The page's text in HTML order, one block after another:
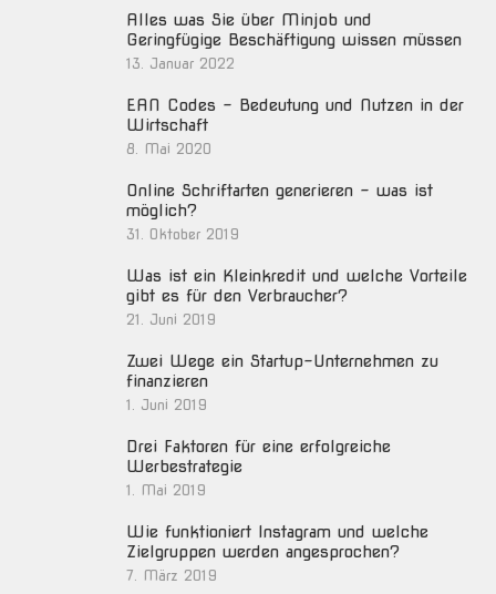
Alles was Sie über Minjob und
Geringfügige Beschäftigung wissen müssen
13. Januar 2022
EAN Codes – Bedeutung und Nutzen in der
Wirtschaft
8. Mai 2020
Online Schriftarten generieren – was ist
möglich?
31. Oktober 2019
Was ist ein Kleinkredit und welche Vorteile
gibt es für den Verbraucher?
21. Juni 2019
Zwei Wege ein Startup-Unternehmen zu
finanzieren
1. Juni 2019
Drei Faktoren für eine erfolgreiche
Werbestrategie
1. Mai 2019
Wie funktioniert Instagram und welche
Zielgruppen werden angesprochen?
7. März 2019